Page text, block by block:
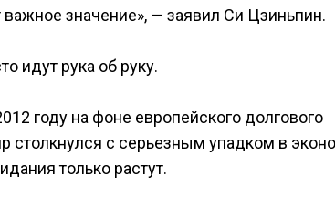
значение», — заявил Си Цзиньпин.
идут рука об руку.
году на фоне европейского долгового
столкнулся с серьезным упадком в
только растут.